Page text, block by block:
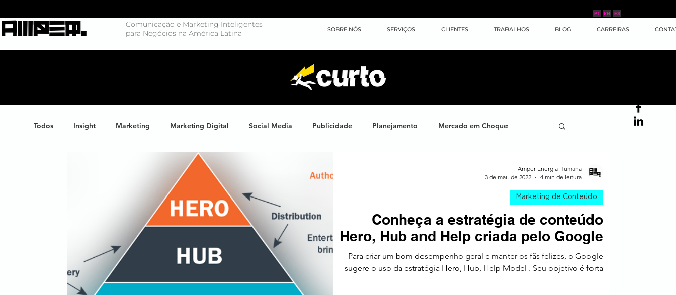
Comunicação e Marketing Inteligentes
para Negócios na América Latina
ES
EN
PT
SOBRE NÓS SERVIÇOS CLIENTES TRABALHOS BLOG CARREIRAS
Todos Insight Marketing Marketing Digital Social Media Publicidade Planejamento Mercado em Choque
Highlights Case de Sucesso
Inteligência Artificial Endomarketing Jornada do Cliente
Inbound Marketing B2B Eventos Estratégia Tendências SEO
Conheça a estratégia de conteúdo
Hero, Hub and Help criada pelo Google
Para criar um bom desempenho geral e manter os fãs felizes, o Google
sugere o uso da estratégia Hero, Hub, Help Model . Seu objetivo é forta
Marketing de Conteúdo
Amper Energia Humana
3 de mai. de 2022
4 min de leitura